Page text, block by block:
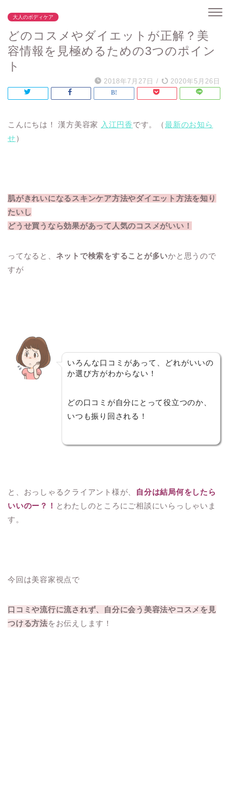
大人のボディケア
どのコスメやダイエットが正解？美
容情報を見極めるための3つのポイン
ト
2018年7月27日 / 2020年5月26日
こんにちは！ 漢方美容家 入江円香です。（最新のお知ら
せ）
肌がきれいになるスキンケア方法やダイエット方法を知り
たいし
どうせ買うなら効果があって人気のコスメがいい！
ってなると、 ネットで検索をすることが多いかと思うので
すが
いろんな口コミがあって、どれがいいの
か選び方がわからない！
どの口コミが自分にとって役立つのか、
いつも振り回される！
と、おっしゃるクライアント様が、
自分は結局何をしたら
いいのー？！ とわたしのところにご相談にいらっしゃいま
す。
今回は美容家視点で
口コミや流行に流されず、自分に会う美容法やコスメを見
つける方法をお伝えします！